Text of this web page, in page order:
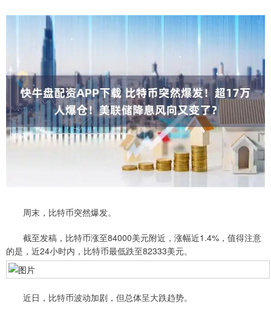
周末，比特币突然爆发。
截至发稿，比特币涨至84000美元附近，涨幅近1.4%，值得注意
的是，近24小时内，比特币最低跌至82333美元。
近日，比特币波动加剧，但总体呈大跌趋势。